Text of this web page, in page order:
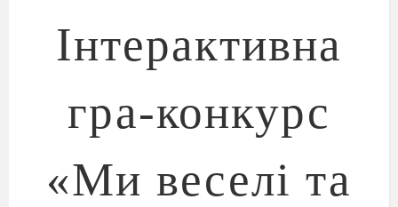
Інтерактивна
гра-конкурс
«Ми веселі та